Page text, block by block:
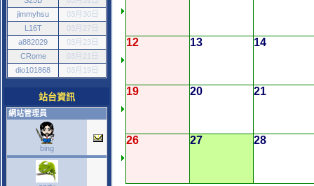
jimmyhsu
03月30日
L16T
03月27日
a882029
03月23日
CRome
03月21日
dio101868
03月19日
站台資訊
網站管理員
bing
12 13 14
19 20 21
26 27 28